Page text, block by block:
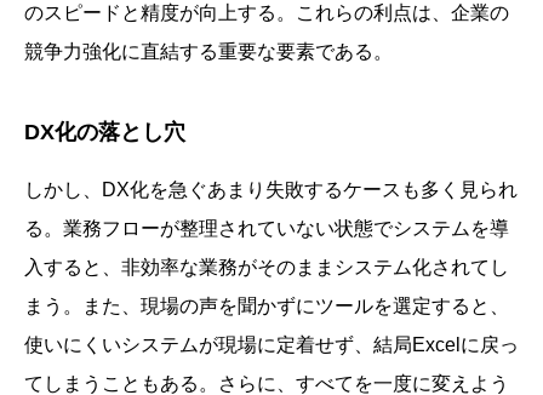
のスピードと精度が向上する。これらの利点は、企業の
競争力強化に直結する重要な要素である。
DX化の落とし穴
しかし、DX化を急ぐあまり失敗するケースも多く見られ
る。業務フローが整理されていない状態でシステムを導
入すると、非効率な業務がそのままシステム化されてし
まう。また、現場の声を聞かずにツールを選定すると、
使いにくいシステムが現場に定着せず、結局Excelに戻っ
てしまうこともある。さらに、すべてを一度に変えよう